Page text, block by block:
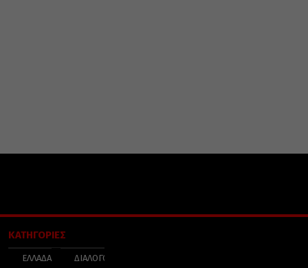
ΚΑΤΗΓΟΡΙΕΣ
ΕΛΛΑΔΑ
ΔΙΑΛΟΓΟΣ